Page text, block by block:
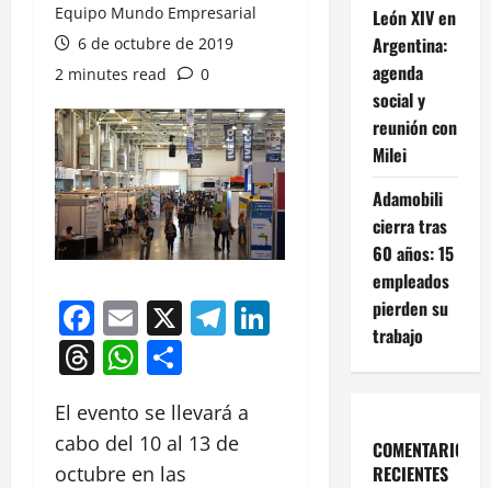
Equipo Mundo Empresarial
6 de octubre de 2019
2 minutes read
0
Facebook
Email
X Telegram
LinkedIn
Threads
WhatsApp
El evento se llevará a
cabo del 10 al 13 de
octubre en las
León XIV en
Argentina:
agenda
social y
reunión con
Milei
Adamobili
cierra tras
60 años: 15
empleados
pierden su
trabajo
COMENTARIOS
RECIENTES